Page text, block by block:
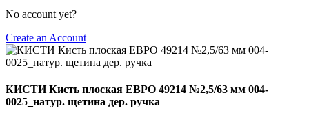
No account yet?
Create an Account
КИСТИ Кисть плоская ЕВРО 49214 №2,5/63 мм 004-
0025_натур. щетина дер. ручка